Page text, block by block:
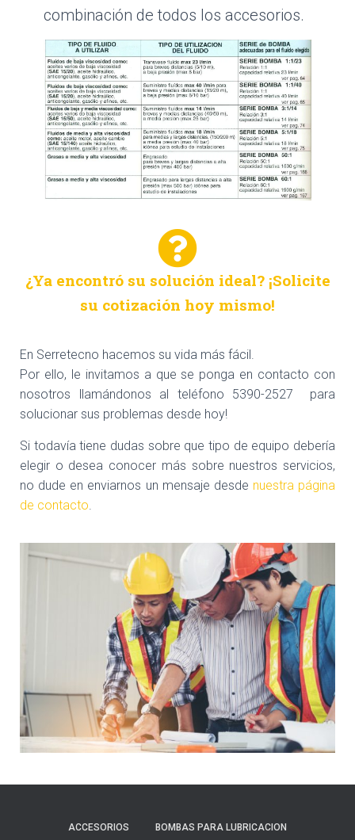
combinación de todos los accesorios.
¿Ya encontró su solución ideal? ¡Solicite
su cotización hoy mismo!
En Serretecno hacemos su vida más fácil.
Por ello, le invitamos a que se ponga en contacto con
nosotros llamándonos al teléfono 5390-2527 para
solucionar sus problemas desde hoy!
Si todavía tiene dudas sobre que tipo de equipo debería
elegir o desea conocer más sobre nuestros servicios,
no dude en enviarnos un mensaje desde nuestra página
de contacto
ACCESORIOS BOMBAS PARA LUBRICACION